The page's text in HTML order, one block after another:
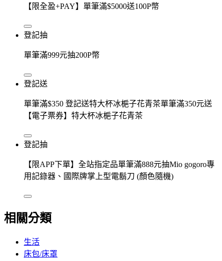
【限全盈+PAY】單筆滿$5000送100P幣
登記抽
單筆滿999元抽200P幣
登記送
單筆滿$350 登記送特大杯冰梔子花青茶單筆滿350元送
【電子票券】特大杯冰梔子花青茶
登記抽
【限APP下單】全站指定品單筆滿888元抽Mio gogoro專
用記錄器、國際牌掌上型電鬍刀 (顏色隨機)
相關分類
生活
床包/床罩